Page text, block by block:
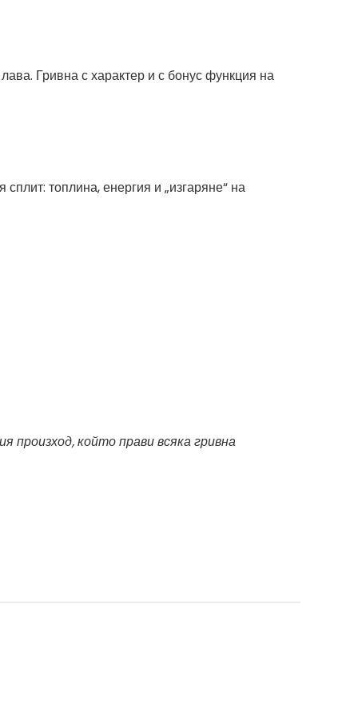
Гривна с характер и с бонус функция на
топлина, енергия и „изгаряне“ на
който прави всяка гривна